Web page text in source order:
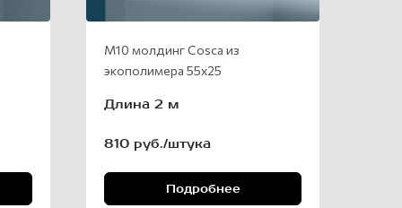
М10 молдинг Cosca из
экополимера 55х25
Длина 2 м
810 руб./штука
Подробнее